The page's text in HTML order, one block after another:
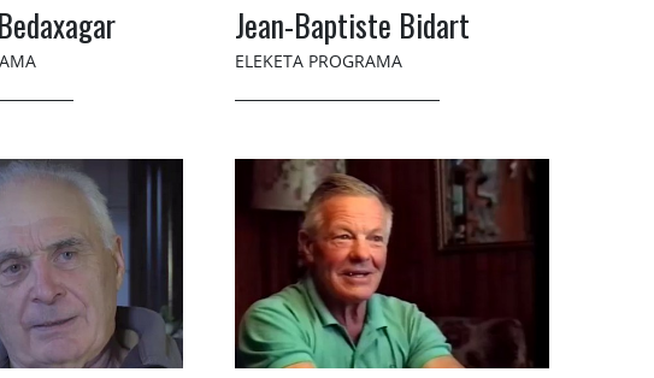
Jean-Baptiste Bidart
ELEKETA PROGRAMA